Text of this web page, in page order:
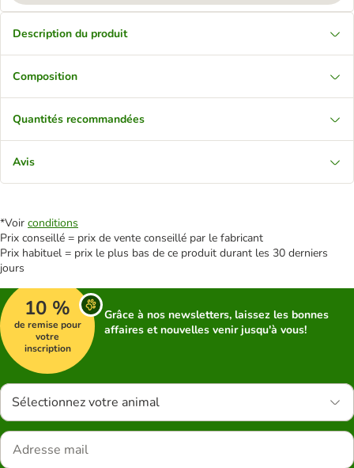
Description du produit
Composition
Quantités recommandées
Avis
*Voir conditions
Prix conseillé = prix de vente conseillé par le fabricant
Prix habituel = prix le plus bas de ce produit durant les 30 derniers
jours
10 %
de remise pour
votre
inscription
Grâce à nos newsletters, laissez les bonnes
affaires et nouvelles venir jusqu'à vous!
Sélectionnez votre animal